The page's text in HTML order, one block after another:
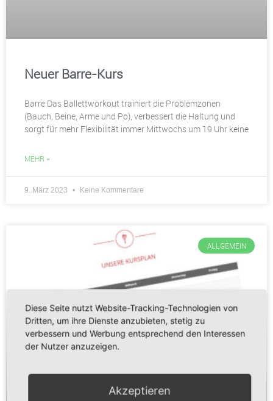
Neuer Barre-Kurs
Barre Das Ballettworkout trainiert die Problemzonen
(Bauch, Beine, Arme und Po), verbessert die Haltung und
sorgt für mehr Flexibilität immer Mittwochs um 19 Uhr keine
MEHR »
9. März 2023 Keine Kommentare
ALLGEMEIN
Diese Seite nutzt Website-Tracking-Technologien von
Dritten, um ihre Dienste anzubieten, stetig zu
verbessern und Werbung entsprechend den Interessen
der Nutzer anzuzeigen.
Akzeptieren